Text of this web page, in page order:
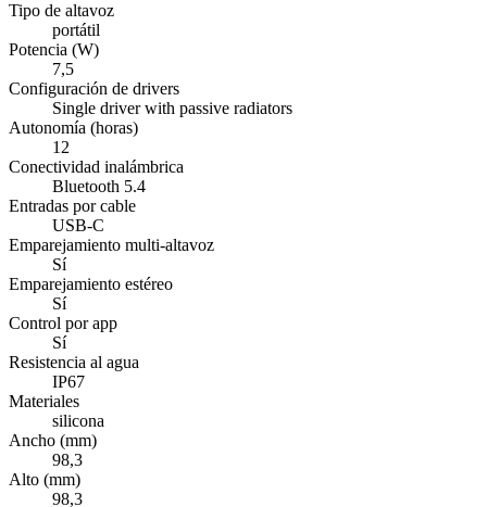
Tipo de altavoz
portátil
Potencia (W)
7,5
Configuración de drivers
Single driver with passive radiators
Autonomía (horas)
12
Conectividad inalámbrica
Bluetooth 5.4
Entradas por cable
USB-C
Emparejamiento multi-altavoz
Sí
Emparejamiento estéreo
Sí
Control por app
Sí
Resistencia al agua
IP67
Materiales
silicona
Ancho (mm)
98,3
Alto (mm)
98,3